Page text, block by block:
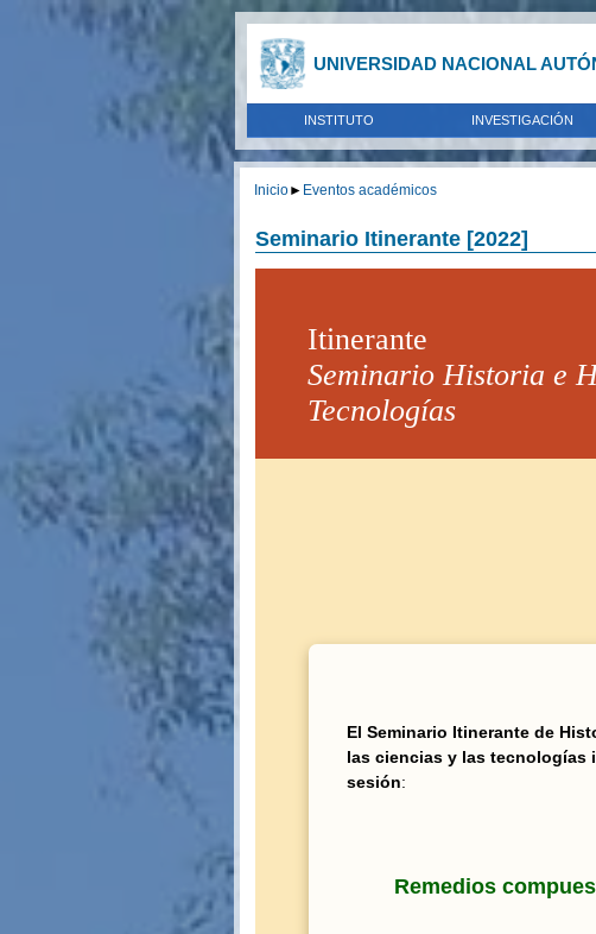
UNIVERSIDAD NACIONAL
INSTITUTO INVESTIGACIÓN
Inicio► Eventos académicos
Seminario Itinerante [2022]
Itinerante
SeminarioHistoria e
Tecnologías
El Seminario Itinerante de
las ciencias y las tecnologías
sesión:
Remedios